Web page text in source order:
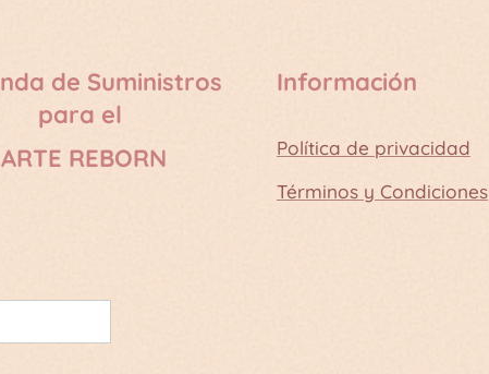
de Suministros
para el
ARTE REBORN
Información
Política de privacidad
Términos y Condiciones